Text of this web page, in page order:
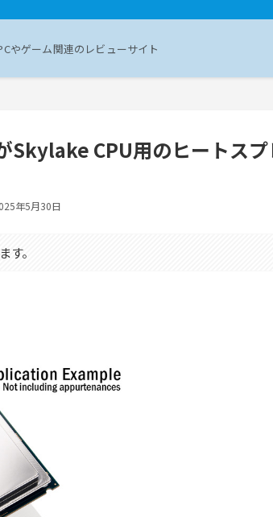
やゲーム関連のレビューサイト
Skylake CPU用のヒートスプ
年5月30日
す。